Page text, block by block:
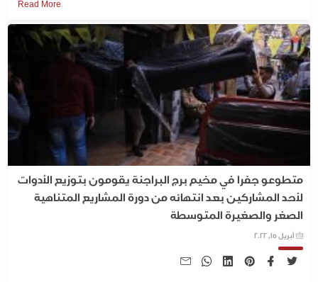
Read More
متطوعو جفرا في مخيم برج البراجنة يقومون بتوزيع الأدوات
لأحد المشاركين بعد انتهائه من دورة المشاريع المتناهية
الصغر والصغيرة المتوسطة
أبريل 15, 2022